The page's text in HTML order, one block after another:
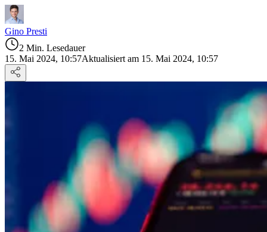
Gino Presti
2 Min. Lesedauer
15. Mai 2024, 10:57Aktualisiert am 15. Mai 2024, 10:57